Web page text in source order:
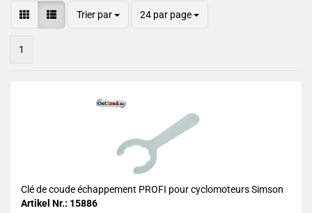
Trier par 24 par page
1
Clé de coude échappement PROFI pour cyclomoteurs Simson
Artikel Nr.: 15886